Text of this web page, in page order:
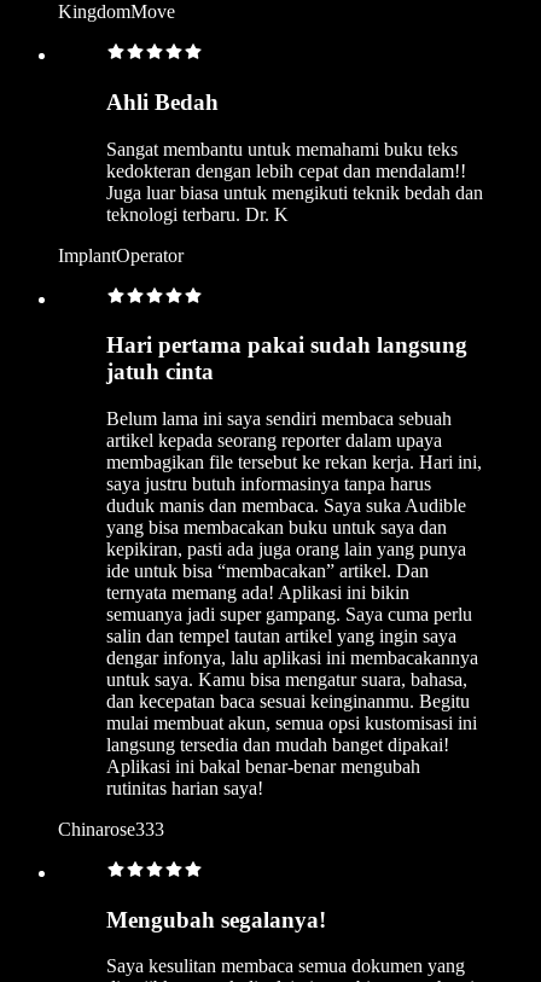
KingdomMove
Ahli Bedah
Sangat membantu untuk memahami buku teks
kedokteran dengan lebih cepat dan mendalam!!
Juga luar biasa untuk mengikuti teknik bedah dan
teknologi terbaru. Dr. K
ImplantOperator
Hari pertama pakai sudah langsung
jatuh cinta
Belum lama ini saya sendiri membaca sebuah
artikel kepada seorang reporter dalam upaya
membagikan file tersebut ke rekan kerja. Hari ini,
saya justru butuh informasinya tanpa harus
duduk manis dan membaca. Saya suka Audible
yang bisa membacakan buku untuk saya dan
kepikiran, pasti ada juga orang lain yang punya
ide untuk bisa “membacakan” artikel. Dan
ternyata memang ada! Aplikasi ini bikin
semuanya jadi super gampang. Saya cuma perlu
salin dan tempel tautan artikel yang ingin saya
dengar infonya, lalu aplikasi ini membacakannya
untuk saya. Kamu bisa mengatur suara, bahasa,
dan kecepatan baca sesuai keinginanmu. Begitu
mulai membuat akun, semua opsi kustomisasi ini
langsung tersedia dan mudah banget dipakai!
Aplikasi ini bakal benar-benar mengubah
rutinitas harian saya!
Chinarose333
Mengubah segalanya!
Saya kesulitan membaca semua dokumen yang